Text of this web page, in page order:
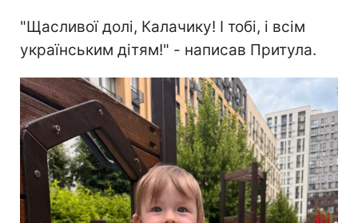
"Щасливої долі, Калачику! І тобі, і всім
українським дітям!" - написав Притула.